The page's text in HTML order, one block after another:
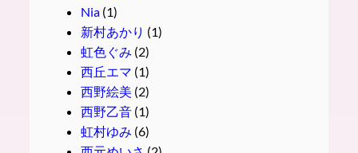
Nia(1)
新村あかり (1)
虹色ぐみ (2)
西丘エマ (1)
西野絵美 (2)
西野乙音(1)
虹村ゆみ (6)